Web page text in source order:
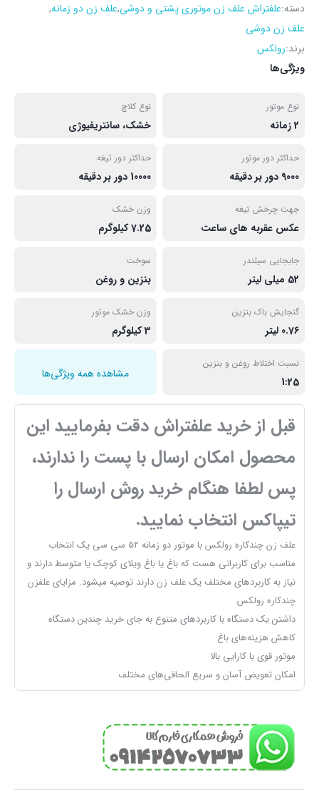
دسته: علفتراش علف زن موتوری پشتی و دوشی,علف زن دو زمانه,
علف زن دوشی
برند: رولکس
ویژگی‌ها
نوع موتور
2 زمانه
نوع کلاچ
خشک، سانتریفیوژی
حداکثر دور موتور
9000 دور بر دقیقه
حداکثر دور تیغه
10000 دور بر دقیقه
جهت چرخش تیغه
عکس عقربه های ساعت
وزن خشک
7.25 کیلوگرم
جابجایی سیلندر
52 میلی لیتر
سوخت
بنزین و روغن
گنجایش باک بنزین
0.76 لیتر
وزن خشک موتور
3 کیلوگرم
نسبت اختلاط روغن و بنزین
1:25
مشاهده همه ویژگی‌ها
قبل از خرید علفتراش دقت بفرمایید این
محصول امکان ارسال با پست را ندارند،
پس لطفا هنگام خرید روش ارسال را
تیپاکس انتخاب نمایید.
علف زن چندکاره رولکس با موتور دو زمانه 52 سی سی یک انتخاب
مناسب برای کاربرانی هست که باغ یا باغ ویلای کوچک یا متوسط دارند و
نیاز به کاربردهای مختلف یک علف زن دارند توصیه میشود. مزایای علفزن
چندکاره رولکس:
داشتن یک دستگاه با کاربردهای متنوع به جای خرید چندین دستگاه
کاهش هزینه‌های باغ
موتور قوی با کارایی بالا
امکان تعویض آسان و سریع الحاقی‌های مختلف